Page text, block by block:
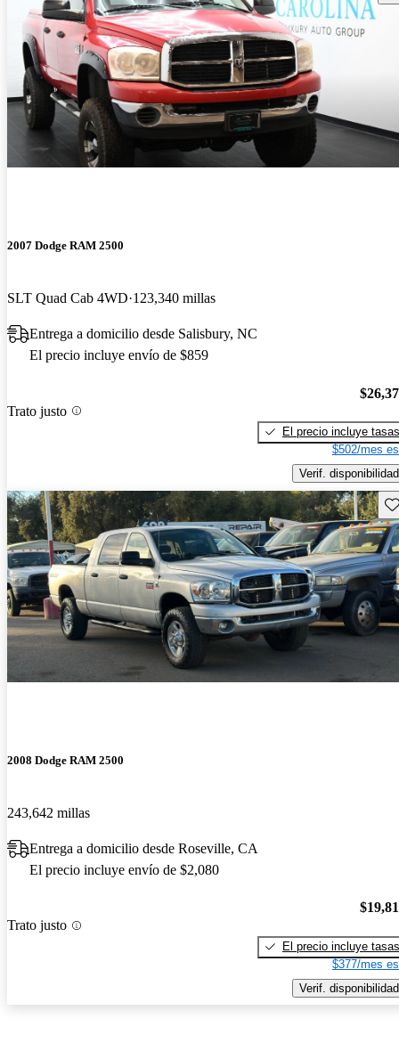
2007 Dodge RAM 2500
SLT Quad Cab 4WD 123,340 millas
Entrega a domicilio desde Salisbury, NC
El precio incluye envío de $859
Trato justo
El precio incluye tasas
$502/mes
Verif. disponibilidad
2008 Dodge RAM 2500
243,642 millas
Entrega a domicilio desde Roseville, CA
El precio incluye envío de $2,080
Trato justo
El precio incluye tasas
$377/mes
Verif. disponibilidad